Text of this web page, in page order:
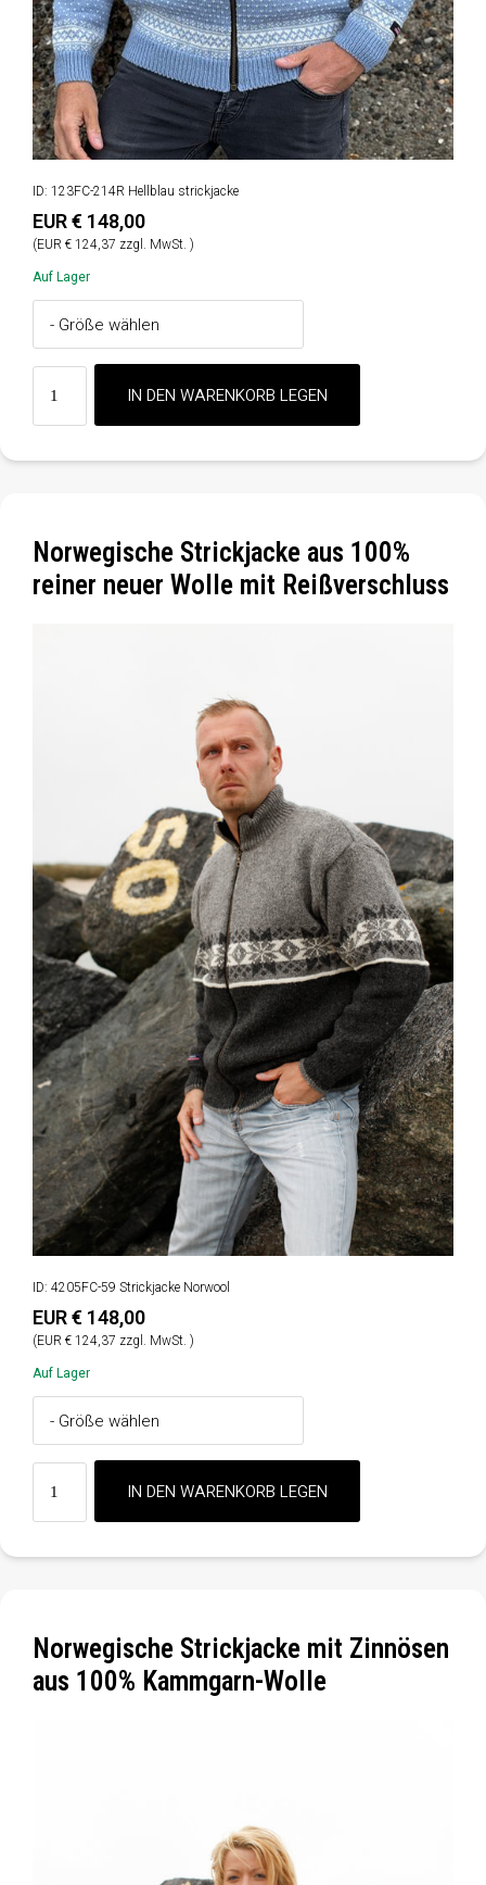
ID: 123FC-214R Hellblau strickjacke
EUR € 148,00
(EUR € 124,37 zzgl. MwSt. )
Auf Lager
Norwegische Strickjacke aus 100%
reiner neuer Wolle mit Reißverschluss
ID: 4205FC-59 Strickjacke Norwool
EUR € 148,00
(EUR € 124,37 zzgl. MwSt. )
Auf Lager
Norwegische Strickjacke mit Zinnösen
aus 100% Kammgarn-Wolle